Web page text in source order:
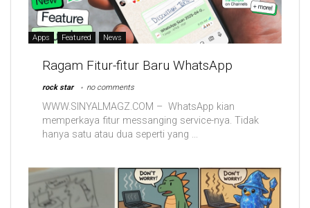
Apps Featured News
Ragam Fitur-fitur Baru WhatsApp
rock star no comments
WWW.SINYALMAGZ.COM – WhatsApp kian
memperkaya fitur messanging service-nya. Tidak
hanya satu atau dua seperti yang ...